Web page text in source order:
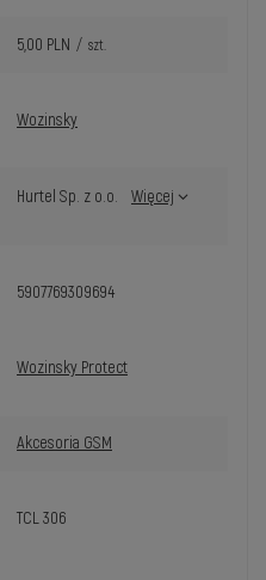
5,00 PLN / szt.
Wozinsky
Hurtel Sp. z o.o. Więcej
5907769309694
Wozinsky Protect
Akcesoria GSM
TCL 306